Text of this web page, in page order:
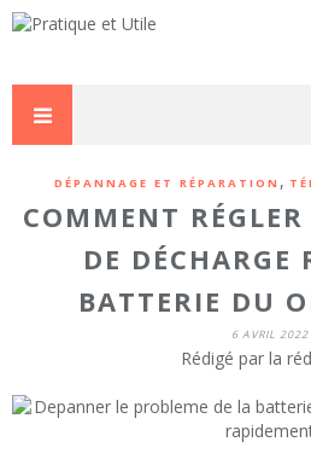
DÉPANNAGE ET RÉPARATION ,
COMMENT
DE DÉCHARGE
BATTERIE DU
6 AVRIL 2022
Rédigé par la